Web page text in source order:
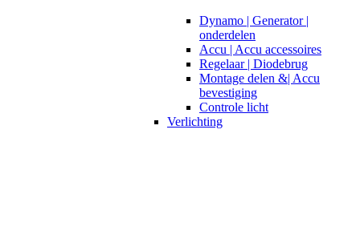
Dynamo | Generator |
onderdelen
Accu | Accu accessoires
Regelaar | Diodebrug
Montage delen &| Accu
bevestiging
Controle licht
Verlichting